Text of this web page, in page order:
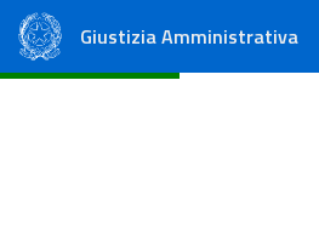
Giustizia Amministrativa